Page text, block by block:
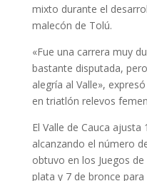
mixto durante el
malecón de Tolú.
«Fue una carrera muy
bastante disputada,
alegría al Valle»,
en triatlón relevos
El Valle de Cauca
alcanzando el número
obtuvo en los Juegos
plata y 7 de bronce